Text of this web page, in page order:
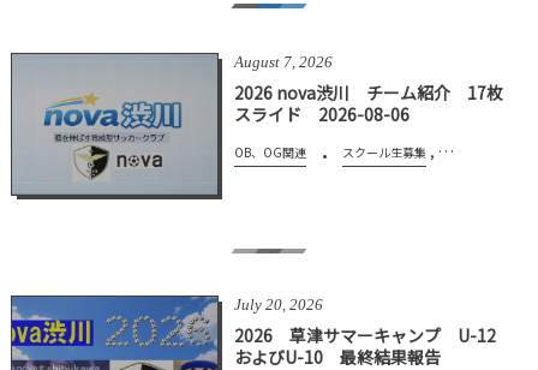
August 7,2026
2026 nova渋川 チーム紹介 17枚
スライド 2026-08-06
OB、OG関連 スクール生募集 , …
July 20 ,2026
2026 草津サマーキャンプ U-12
およびU-10 最終結果報告